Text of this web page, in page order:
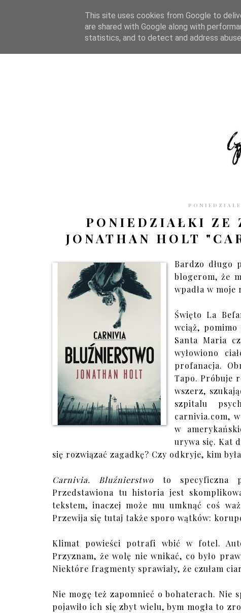
STRONA GŁÓWNA WSPÓŁPRACA RECENZJE O
PONIEDZIAŁKI ZE
JONATHAN HOLT
Bardzo długo
blogerom, że
wpadła w
Święto La
wciąż,
Santa Maria
wyłowiono
profanacja.
Tapo. Próbuje
wszerz,
szpitalu
carnivia.com,
w
urywa się. Kat
się rozwiązać zagadkę? Czy odkryje, kim
Carnivia. Bluźnierstwo to specyficzna
Przedstawiona tu historia jest
tekstem, inaczej może mu umknąć coś
Przewija się tutaj także sporo wątków:
Klimat powieści potrafi wbić w fotel.
Przyznam, że wolę nie wnikać, co było
Niektóre fragmenty sprawiały, że czułam
Nie mogę też zapomnieć o bohaterach. Nie
pojawiło ich się zbyt wielu, bym mogła to
This site uses cookies from Google to
are shared with Google along with
statistics, and to detect and address